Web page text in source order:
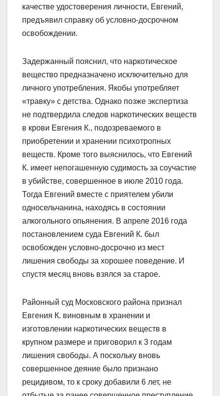
качестве удостоверения личности, Евгений,
предъявил справку об условно-досрочном
освобождении.
Задержанный пояснил, что наркотическое
вещество предназначено исключительно для
личного употребления. Якобы употребляет
«травку» с детства. Однако позже экспертиза
не подтвердила следов наркотических веществ
в крови Евгения К., подозреваемого в
приобретении и хранении психотропных
веществ. Кроме того выяснилось, что Евгений
К. имеет непогашенную судимость за соучастие
в убийстве, совершенное в июле 2010 года.
Тогда Евгений вместе с приятелем убили
односельчанина, находясь в состоянии
алкогольного опьянения. В апреле 2016 года
постановлением суда Евгений К. был
освобожден условно-досрочно из мест
лишения свободы за хорошее поведение. И
спустя месяц вновь взялся за старое.
Районный суд Московского района признал
Евгения К. виновным в хранении и
изготовлении наркотических веществ в
крупном размере и приговорил к 3 годам
лишения свободы. А поскольку вновь
совершенное деяние было признано
рецидивом, то к сроку добавили 6 лет, не